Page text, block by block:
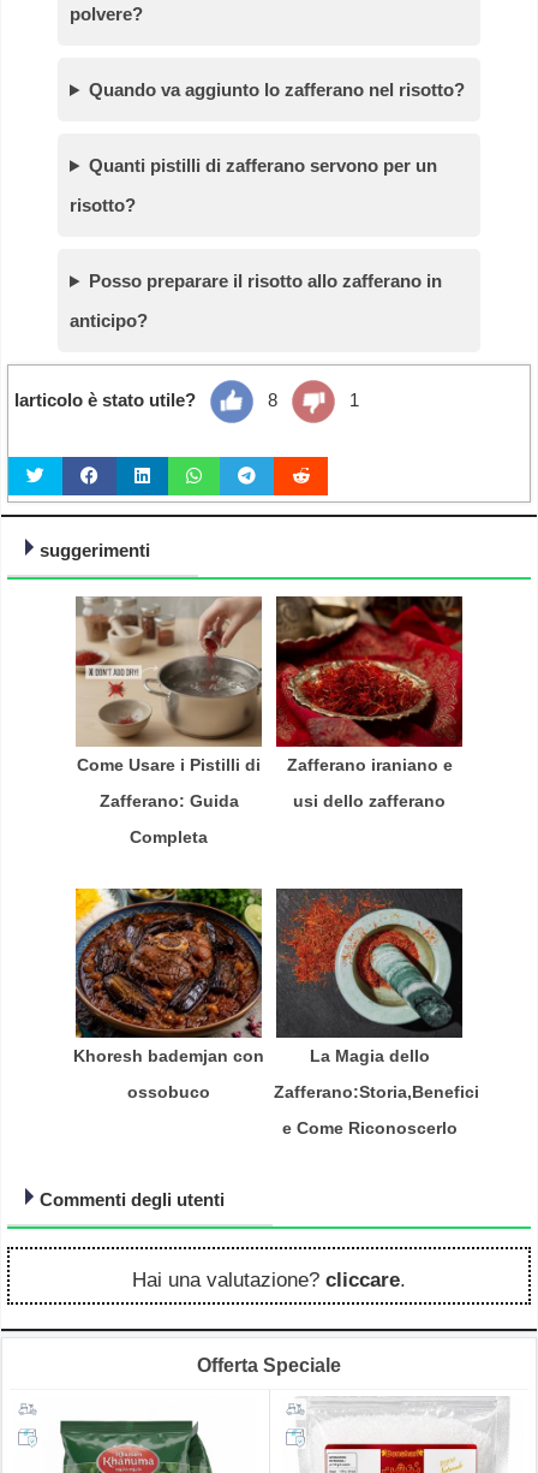
polvere?
Quando va aggiunto lo zafferano nel risotto?
Quanti pistilli di zafferano servono per un
risotto?
Posso preparare il risotto allo zafferano in
anticipo?
larticolo è stato utile? 8 1
suggerimenti
Come Usare i Pistilli di
Zafferano: Guida
Completa
Zafferano iraniano e
usi dello zafferano
Khoresh bademjan con
ossobuco
La Magia dello
Zafferano:Storia,Benefici
e Come Riconoscerlo
Commenti degli utenti
Hai una valutazione? cliccare.
Offerta Speciale